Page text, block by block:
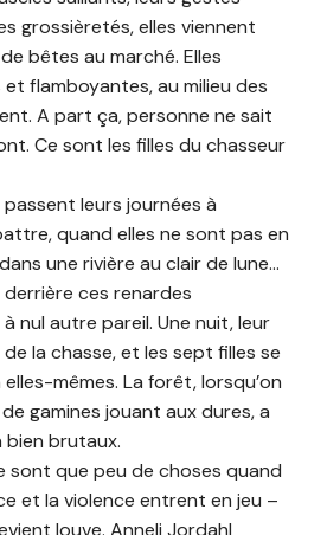
grossièretés, elles viennent
bêtes au marché. Elles
flamboyantes, au milieu des
A part ça, personne ne sait
Ce sont les filles du chasseur
leurs journées à
quand elles ne sont pas en
une rivière au clair de lune…
ces renardes
nul autre pareil. Une nuit, leur
la chasse, et les sept filles se
mêmes. La forêt, lorsqu’on
gamines jouant aux dures, a
bien brutaux.
sont que peu de choses quand
et la violence entrent en jeu –
louve. Anneli Jordahl